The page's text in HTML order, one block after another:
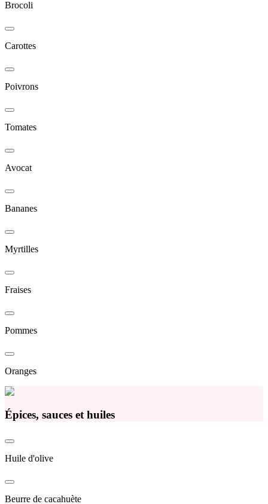
Brocoli
Carottes
Poivrons
Tomates
Avocat
Bananes
Myrtilles
Fraises
Pommes
Oranges
Épices, sauces et huiles
Huile d'olive
Beurre de cacahuète